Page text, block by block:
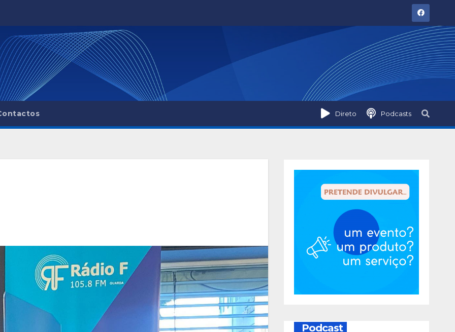
Direto Podcasts
Podcast